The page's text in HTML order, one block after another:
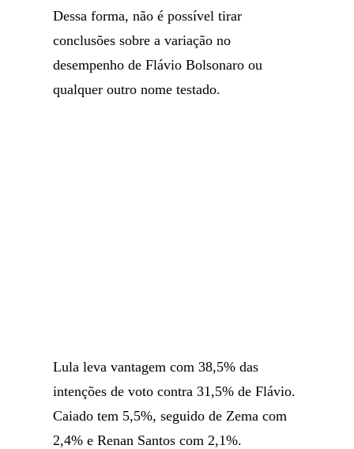
Dessa forma, não é possível tirar
conclusões sobre a variação no
desempenho de Flávio Bolsonaro ou
qualquer outro nome testado.
Lula leva vantagem com 38,5% das
intenções de voto contra 31,5% de Flávio.
Caiado tem 5,5%, seguido de Zema com
2,4% e Renan Santos com 2,1%.